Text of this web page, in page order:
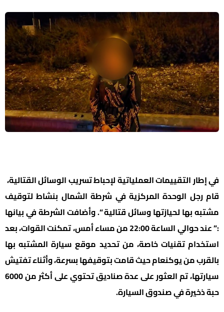
في إطار التقييمات العملياتية لإحباط تسريب الوسائل القتالية،
قام رجل الوحدة المركزية في شرطة الشمال بنشاط لتوقيف
مشتبه بها لحيازتها وسائل قتالية “. وأضافت الشرطة في بيانها
:” عند حوالي الساعة 22:00 من مساء أمس، تمكنت القوات، بعد
استخدام تقنيات خاصة، من تحديد موقع سيارة المشتبه بها
بالقرب من يوكنعام حيث قامت بتوقيفها بسرعة، وأثناء تفتيش
سيارتها، تم العثور على عدة صناديق تحتوي على أكثر من 6000
حبة ذخيرة في صندوق السيارة.